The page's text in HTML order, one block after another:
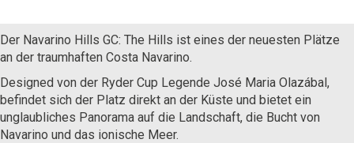
Der Navarino Hills GC: The Hills ist eines der neuesten Plätze
an der traumhaften Costa Navarino.
Designed von der Ryder Cup Legende José Maria Olazábal,
befindet sich der Platz direkt an der Küste und bietet ein
unglaubliches Panorama auf die Landschaft, die Bucht von
Navarino und das ionische Meer.